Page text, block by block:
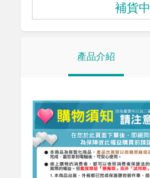
補貨中
產品介紹